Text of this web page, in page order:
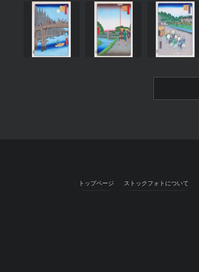
トップページ ストックフォトについて